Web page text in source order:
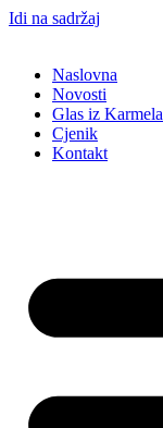
Idi na sadržaj
Naslovna
Novosti
Glas iz Karmela
Cjenik
Kontakt